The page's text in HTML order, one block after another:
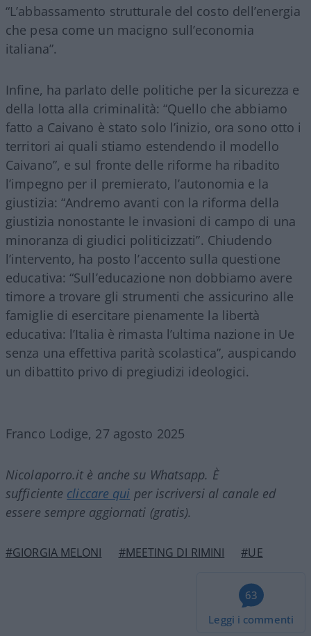
“L’abbassamento strutturale del costo dell’energia
che pesa come un macigno sull’economia
italiana”.
Infine, ha parlato delle politiche per la sicurezza e
della lotta alla criminalità: “Quello che abbiamo
fatto a Caivano è stato solo l’inizio, ora sono otto i
territori ai quali stiamo estendendo il modello
Caivano”, e sul fronte delle riforme ha ribadito
l’impegno per il premierato, l’autonomia e la
giustizia: “Andremo avanti con la riforma della
giustizia nonostante le invasioni di campo di una
minoranza di giudici politicizzati”. Chiudendo
l’intervento, ha posto l’accento sulla questione
educativa: “Sull’educazione non dobbiamo avere
timore a trovare gli strumenti che assicurino alle
famiglie di esercitare pienamente la libertà
educativa: l’Italia è rimasta l’ultima nazione in Ue
senza una effettiva parità scolastica”, auspicando
un dibattito privo di pregiudizi ideologici.
Franco Lodige, 27 agosto 2025
Nicolaporro.it è anche su Whatsapp. È
sufficiente cliccare qui per iscriversi al canale ed
essere sempre aggiornati (gratis).
#GIORGIA MELONI #MEETING DI RIMINI #UE
63
Leggi i commenti